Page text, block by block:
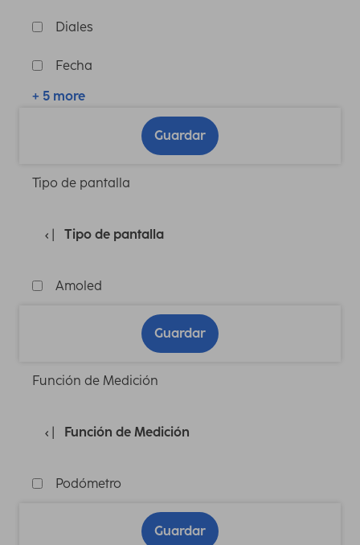
Diales
Fecha
+ 5 more
Guardar
Tipo de pantalla
Tipo de pantalla
Amoled
Guardar
Función de Medición
Función de Medición
Podómetro
Guardar